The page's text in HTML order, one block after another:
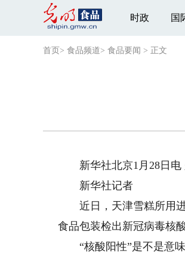
时政 国
首页 > 食品频道> 食品要闻 > 正文
新华社北京1月28日电
新华社记者
近日，天津雪糕所用进
食品包装检出新冠病毒核
“核酸阳性”是不是意味